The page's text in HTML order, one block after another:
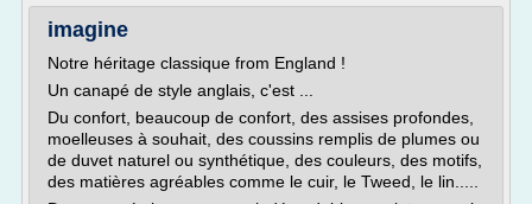
imagine
Notre héritage classique from England !
Un canapé de style anglais, c'est ...
Du confort, beaucoup de confort, des assises profondes,
moelleuses à souhait, des coussins remplis de plumes ou
de duvet naturel ou synthétique, des couleurs, des motifs,
des matières agréables comme le cuir, le Tweed, le lin.....